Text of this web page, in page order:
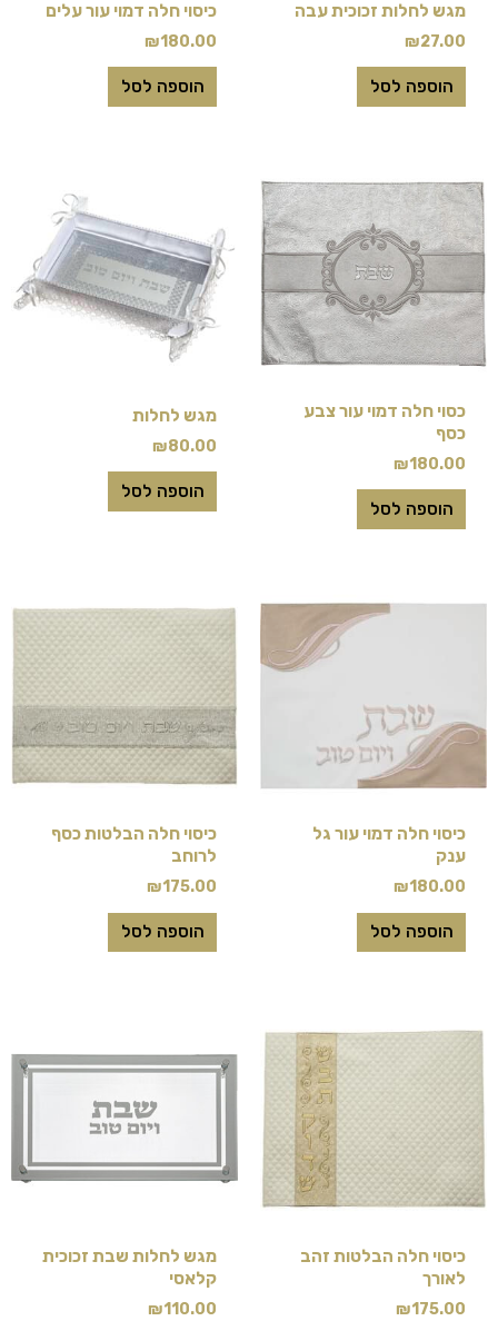
מגש לחלות זכוכית עבה
₪27.00
הוספה לסל
כיסוי חלה דמוי עור עלים
₪180.00
הוספה לסל
כסוי חלה דמוי עור צבע
כסף
₪180.00
הוספה לסל
מגש לחלות
₪80.00
הוספה לסל
כיסוי חלה דמוי עור גל
ענק
₪180.00
הוספה לסל
כיסוי חלה הבלטות כסף
לרוחב
₪175.00
הוספה לסל
כיסוי חלה הבלטות זהב
לאורך
₪175.00
מגש לחלות שבת זכוכית
קלאסי
₪110.00